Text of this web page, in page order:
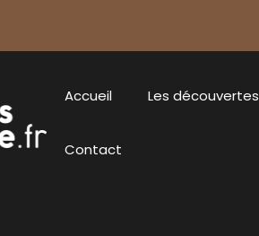
Accueil Les découvertes
Contact